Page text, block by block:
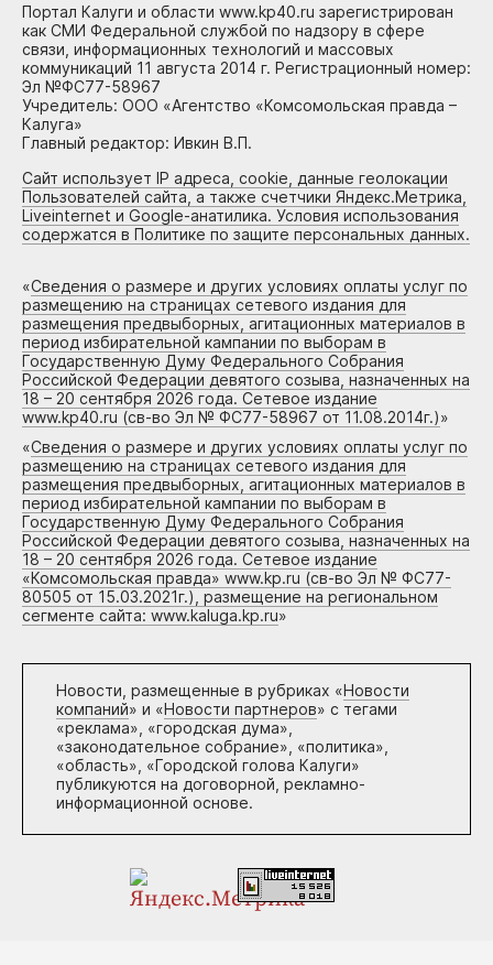
Портал Калуги и области www.kp40.ru зарегистрирован
как СМИ Федеральной службой по надзору в сфере
связи, информационных технологий и массовых
коммуникаций 11 августа 2014 г. Регистрационный номер:
Эл №ФС77-58967
Учредитель: ООО «Агентство «Комсомольская правда –
Калуга»
Главный редактор: Ивкин В.П.
Сайт использует IP адреса, cookie, данные геолокации
Пользователей сайта, а также счетчики Яндекс.Метрика,
Liveinternet и Google-анатилика. Условия использования
содержатся в Политике по защите персональных данных.
«Сведения о размере и других условиях оплаты услуг по
размещению на страницах сетевого издания для
размещения предвыборных, агитационных материалов в
период избирательной кампании по выборам в
Государственную Думу Федерального Собрания
Российской Федерации девятого созыва, назначенных на
18 – 20 сентября 2026 года. Сетевое издание
www.kp40.ru (св-во Эл № ФС77-58967 от 11.08.2014г.)»
«Сведения о размере и других условиях оплаты услуг по
размещению на страницах сетевого издания для
размещения предвыборных, агитационных материалов в
период избирательной кампании по выборам в
Государственную Думу Федерального Собрания
Российской Федерации девятого созыва, назначенных на
18 – 20 сентября 2026 года. Сетевое издание
«Комсомольская правда» www.kp.ru (св-во Эл № ФС77-
80505 от 15.03.2021г.), размещение на региональном
сегменте сайта: www.kaluga.kp.ru»
Новости, размещенные в рубриках «Новости
компаний» и «Новости партнеров» с тегами
«реклама», «городская дума»,
«законодательное собрание», «политика»,
«область», «Городской голова Калуги»
публикуются на договорной, рекламно-
информационной основе.